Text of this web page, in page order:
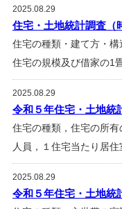
2025.08.29
住宅・土地統計調査（
住宅の種類・建て方・構
住宅の規模及び借家の1
2025.08.29
令和５年住宅・土地統
住宅の種類，住宅の所
人員，１住宅当たり居
2025.08.29
令和５年住宅・土地統